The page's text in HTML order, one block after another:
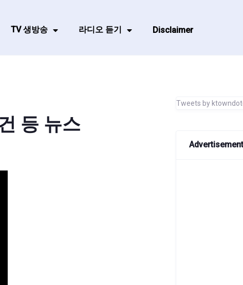
TV 생방송 라디오 듣기 Disclaimer
등 뉴스
Tweets by